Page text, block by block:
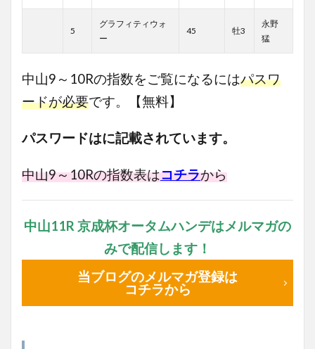
5
グラフィティウォ
ー
45 牡3
永野
猛
中山9～10Rの指数をご覧になるにはパスワ
ードが必要です。【無料】
パスワードはに記載されています。
中山9～10Rの指数表はコチラから
中山11R 京成杯オータムハンデはメルマガの
みで配信します！
当ブログのメルマガ登録は
コチラから